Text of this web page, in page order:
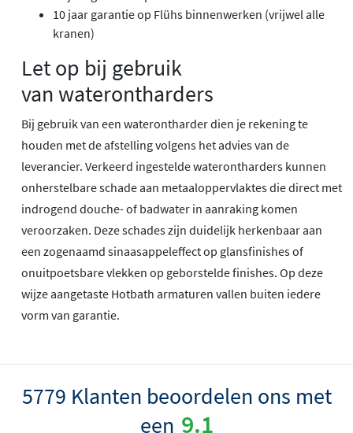
10 jaar garantie op Flühs binnenwerken (vrijwel alle
kranen)
Let op bij gebruik
van waterontharders
Bij gebruik van een waterontharder dien je rekening te
houden met de afstelling volgens het advies van de
leverancier. Verkeerd ingestelde waterontharders kunnen
onherstelbare schade aan metaaloppervlaktes die direct met
indrogend douche- of badwater in aanraking komen
veroorzaken. Deze schades zijn duidelijk herkenbaar aan
een zogenaamd sinaasappeleffect op glansfinishes of
onuitpoetsbare vlekken op geborstelde finishes. Op deze
wijze aangetaste Hotbath armaturen vallen buiten iedere
vorm van garantie.
5779 Klanten beoordelen ons met
een 9.1